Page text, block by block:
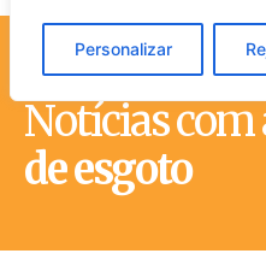
Personalizar
Notícias com
de esgoto